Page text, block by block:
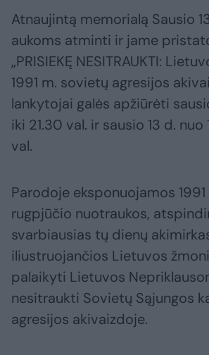
Atnaujintą memorialą Sausio
aukoms atminti ir jame
„PRISIEKĘ NESITRAUKTI:
1991 m. sovietų agresijos
lankytojai galės apžiūrėti
iki 21.30 val. ir sausio 13 d. nuo
val.
Parodoje eksponuojamos
rugpjūčio nuotraukos,
svarbiausias tų dienų
iliustruojančios Lietuvos
palaikyti Lietuvos
nesitraukti Sovietų Sąjungos
agresijos akivaizdoje.